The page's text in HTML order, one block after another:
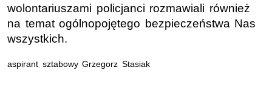
wolontariuszami policjanci rozmawiali również
na temat ogólnopojętego bezpieczeństwa Nas
wszystkich.
aspirant sztabowy Grzegorz Stasiak